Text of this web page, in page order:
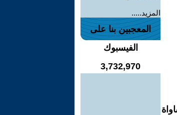
المزيد.....
المعجبين بنا على
الفيسبوك
3,732,970